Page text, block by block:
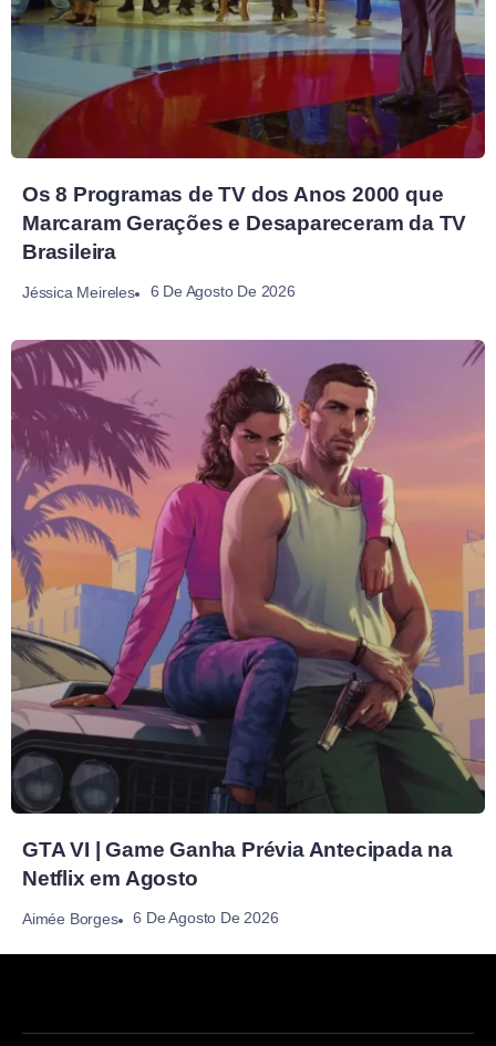
Os 8 Programas de TV dos Anos 2000 que
Marcaram Gerações e Desapareceram da TV
Brasileira
Jéssica Meireles 6 De Agosto De 2026
GTA VI | Game Ganha Prévia Antecipada na
Netflix em Agosto
Aimée Borges 6 De Agosto De 2026